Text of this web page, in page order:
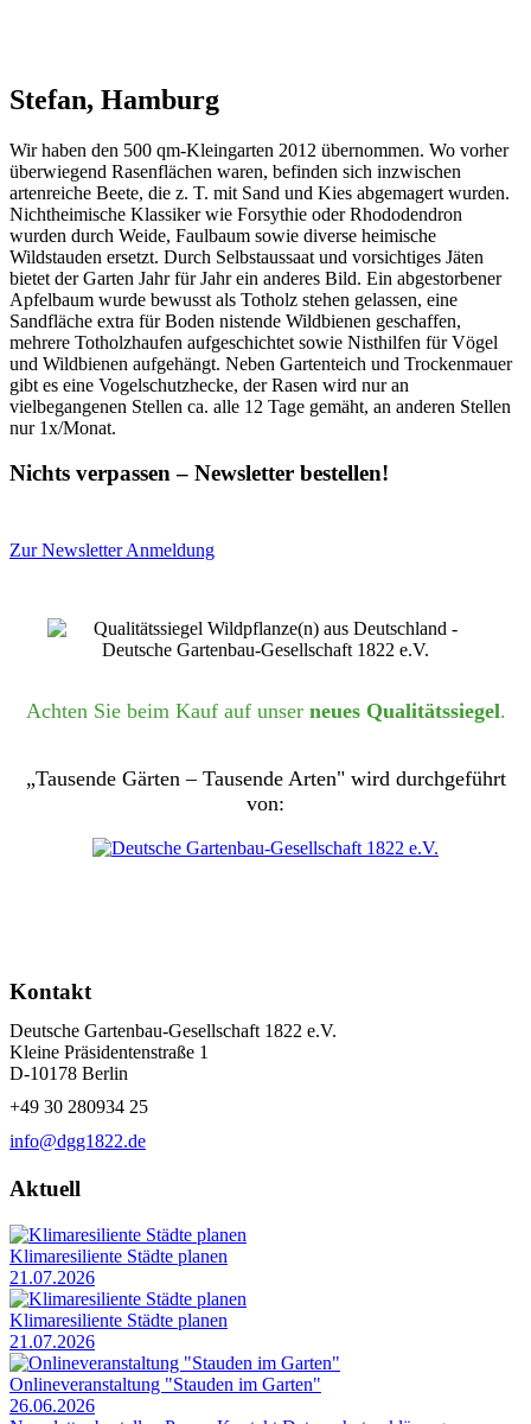
Stefan, Hamburg
Wir haben den 500 qm-Kleingarten 2012 übernommen. Wo vorher
überwiegend Rasenflächen waren, befinden sich inzwischen
artenreiche Beete, die z. T. mit Sand und Kies abgemagert wurden.
Nichtheimische Klassiker wie Forsythie oder Rhododendron
wurden durch Weide, Faulbaum sowie diverse heimische
Wildstauden ersetzt. Durch Selbstaussaat und vorsichtiges Jäten
bietet der Garten Jahr für Jahr ein anderes Bild. Ein abgestorbener
Apfelbaum wurde bewusst als Totholz stehen gelassen, eine
Sandfläche extra für Boden nistende Wildbienen geschaffen,
mehrere Totholzhaufen aufgeschichtet sowie Nisthilfen für Vögel
und Wildbienen aufgehängt. Neben Gartenteich und Trockenmauer
gibt es eine Vogelschutzhecke, der Rasen wird nur an
vielbegangenen Stellen ca. alle 12 Tage gemäht, an anderen Stellen
nur 1x/Monat.
Nichts verpassen – Newsletter bestellen!
Zur Newsletter Anmeldung
Achten Sie beim Kauf auf unser neues Qualitätssiegel.
„Tausende Gärten – Tausende Arten" wird durchgeführt
von:
Kontakt
Deutsche Gartenbau-Gesellschaft 1822 e.V.
Kleine Präsidentenstraße 1
D-10178 Berlin
+49 30 280934 25
info@dgg1822.de
Aktuell
Klimaresiliente Städte planen
21.07.2026
Klimaresiliente Städte planen
21.07.2026
Onlineveranstaltung "Stauden im Garten"
26.06.2026